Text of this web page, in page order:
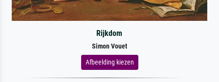
Rijkdom
Simon Vouet
Afbeelding kiezen